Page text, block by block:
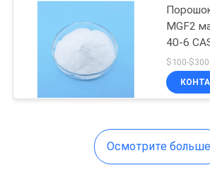
Фторид
порошок
Порошок
MGF2
40-6
& ик-
Осмотрите больше